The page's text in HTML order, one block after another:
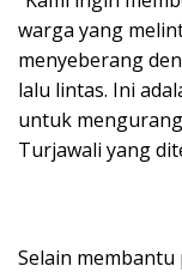
warga yang
menyeberang
lalu lintas. Ini
untuk
Turjawali yang
Selain